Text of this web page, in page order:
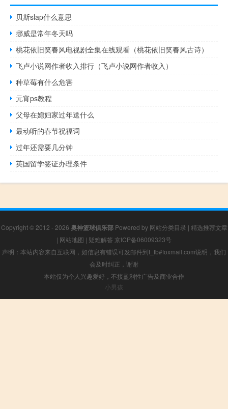
贝斯slap什么意思
挪威是常年冬天吗
桃花依旧笑春风电视剧全集在线观看（桃花依旧笑春风古诗）
飞卢小说网作者收入排行（飞卢小说网作者收入）
种草莓有什么危害
元宵ps教程
父母在媳妇家过年送什么
最动听的春节祝福词
过年还需要几分钟
英国留学签证办理条件
Copyright © 2012 - 2026 奥神篮球俱乐部Powered by 网站分类目录 | 精选推荐文章
| 网站地图 | 疑难解答 京ICP备06009323号
声明：本站内容来自互联网，如信息有错误可发邮件到f_fb#foxmail.com说明，我们
会及时纠正，谢谢
本站仅为个人兴趣爱好，不接盈利性广告及商业合作
小男孩